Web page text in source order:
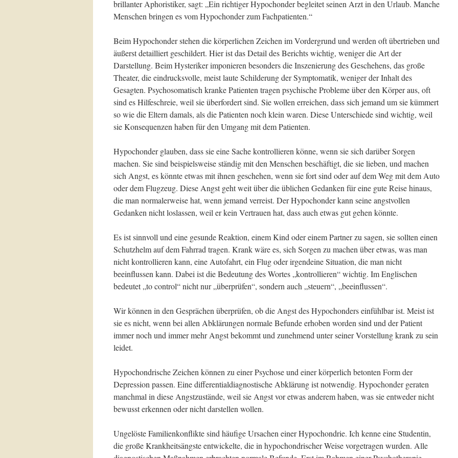
brillanter Aphoristiker, sagt: „Ein richtiger Hypochonder begleitet seinen Arzt in den Urlaub. Manche
Menschen bringen es vom Hypochonder zum Fachpatienten.“
Beim Hypochonder stehen die körperlichen Zeichen im Vordergrund und werden oft übertrieben und
äußerst detailliert geschildert. Hier ist das Detail des Berichts wichtig, weniger die Art der
Darstellung. Beim Hysteriker imponieren besonders die Inszenierung des Geschehens, das große
Theater, die eindrucksvolle, meist laute Schilderung der Symptomatik, weniger der Inhalt des
Gesagten. Psychosomatisch kranke Patienten tragen psychische Probleme über den Körper aus, oft
sind es Hilfeschreie, weil sie überfordert sind. Sie wollen erreichen, dass sich jemand um sie kümmert
so wie die Eltern damals, als die Patienten noch klein waren. Diese Unterschiede sind wichtig, weil
sie Konsequenzen haben für den Umgang mit dem Patienten.
Hypochonder glauben, dass sie eine Sache kontrollieren könne, wenn sie sich darüber Sorgen
machen. Sie sind beispielsweise ständig mit den Menschen beschäftigt, die sie lieben, und machen
sich Angst, es könnte etwas mit ihnen geschehen, wenn sie fort sind oder auf dem Weg mit dem Auto
oder dem Flugzeug. Diese Angst geht weit über die üblichen Gedanken für eine gute Reise hinaus,
die man normalerweise hat, wenn jemand verreist. Der Hypochonder kann seine angstvollen
Gedanken nicht loslassen, weil er kein Vertrauen hat, dass auch etwas gut gehen könnte.
Es ist sinnvoll und eine gesunde Reaktion, einem Kind oder einem Partner zu sagen, sie sollten einen
Schutzhelm auf dem Fahrrad tragen. Krank wäre es, sich Sorgen zu machen über etwas, was man
nicht kontrollieren kann, eine Autofahrt, ein Flug oder irgendeine Situation, die man nicht
beeinflussen kann. Dabei ist die Bedeutung des Wortes „kontrollieren“ wichtig. Im Englischen
bedeutet „to control“ nicht nur „überprüfen“, sondern auch „steuern“, „beeinflussen“.
Wir können in den Gesprächen überprüfen, ob die Angst des Hypochonders einfühlbar ist. Meist ist
sie es nicht, wenn bei allen Abklärungen normale Befunde erhoben worden sind und der Patient
immer noch und immer mehr Angst bekommt und zunehmend unter seiner Vorstellung krank zu sein
leidet.
Hypochondrische Zeichen können zu einer Psychose und einer körperlich betonten Form der
Depression passen. Eine differentialdiagnostische Abklärung ist notwendig. Hypochonder geraten
manchmal in diese Angstzustände, weil sie Angst vor etwas anderem haben, was sie entweder nicht
bewusst erkennen oder nicht darstellen wollen.
Ungelöste Familienkonflikte sind häufige Ursachen einer Hypochondrie. Ich kenne eine Studentin,
die große Krankheitsängste entwickelte, die in hypochondrischer Weise vorgetragen wurden. Alle